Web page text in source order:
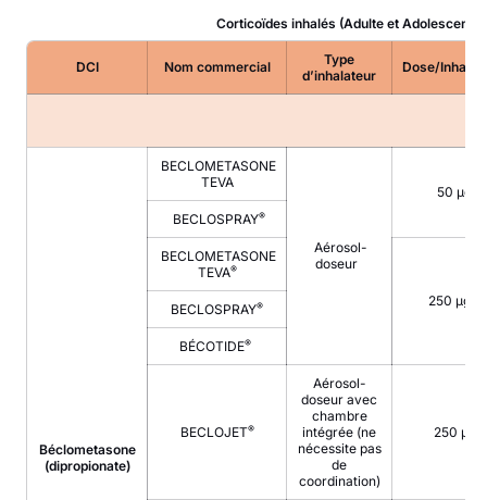
Corticoïdes inhalés (Adulte et Adolescent à
DCI Nom commercial
Type
d’inhalateur
Dose/
Béclometasone
(dipropionate)
BECLOMETASONE
TEVA
Aérosol-
doseur
50 µg
BECLOSPRAY®
BECLOMETASONE
TEVA®
250 µg
BECLOSPRAY®
BÉCOTIDE®
BECLOJET®
Aérosol-
doseur avec
chambre
intégrée (ne
nécessite pas
de
coordination)
250 µg